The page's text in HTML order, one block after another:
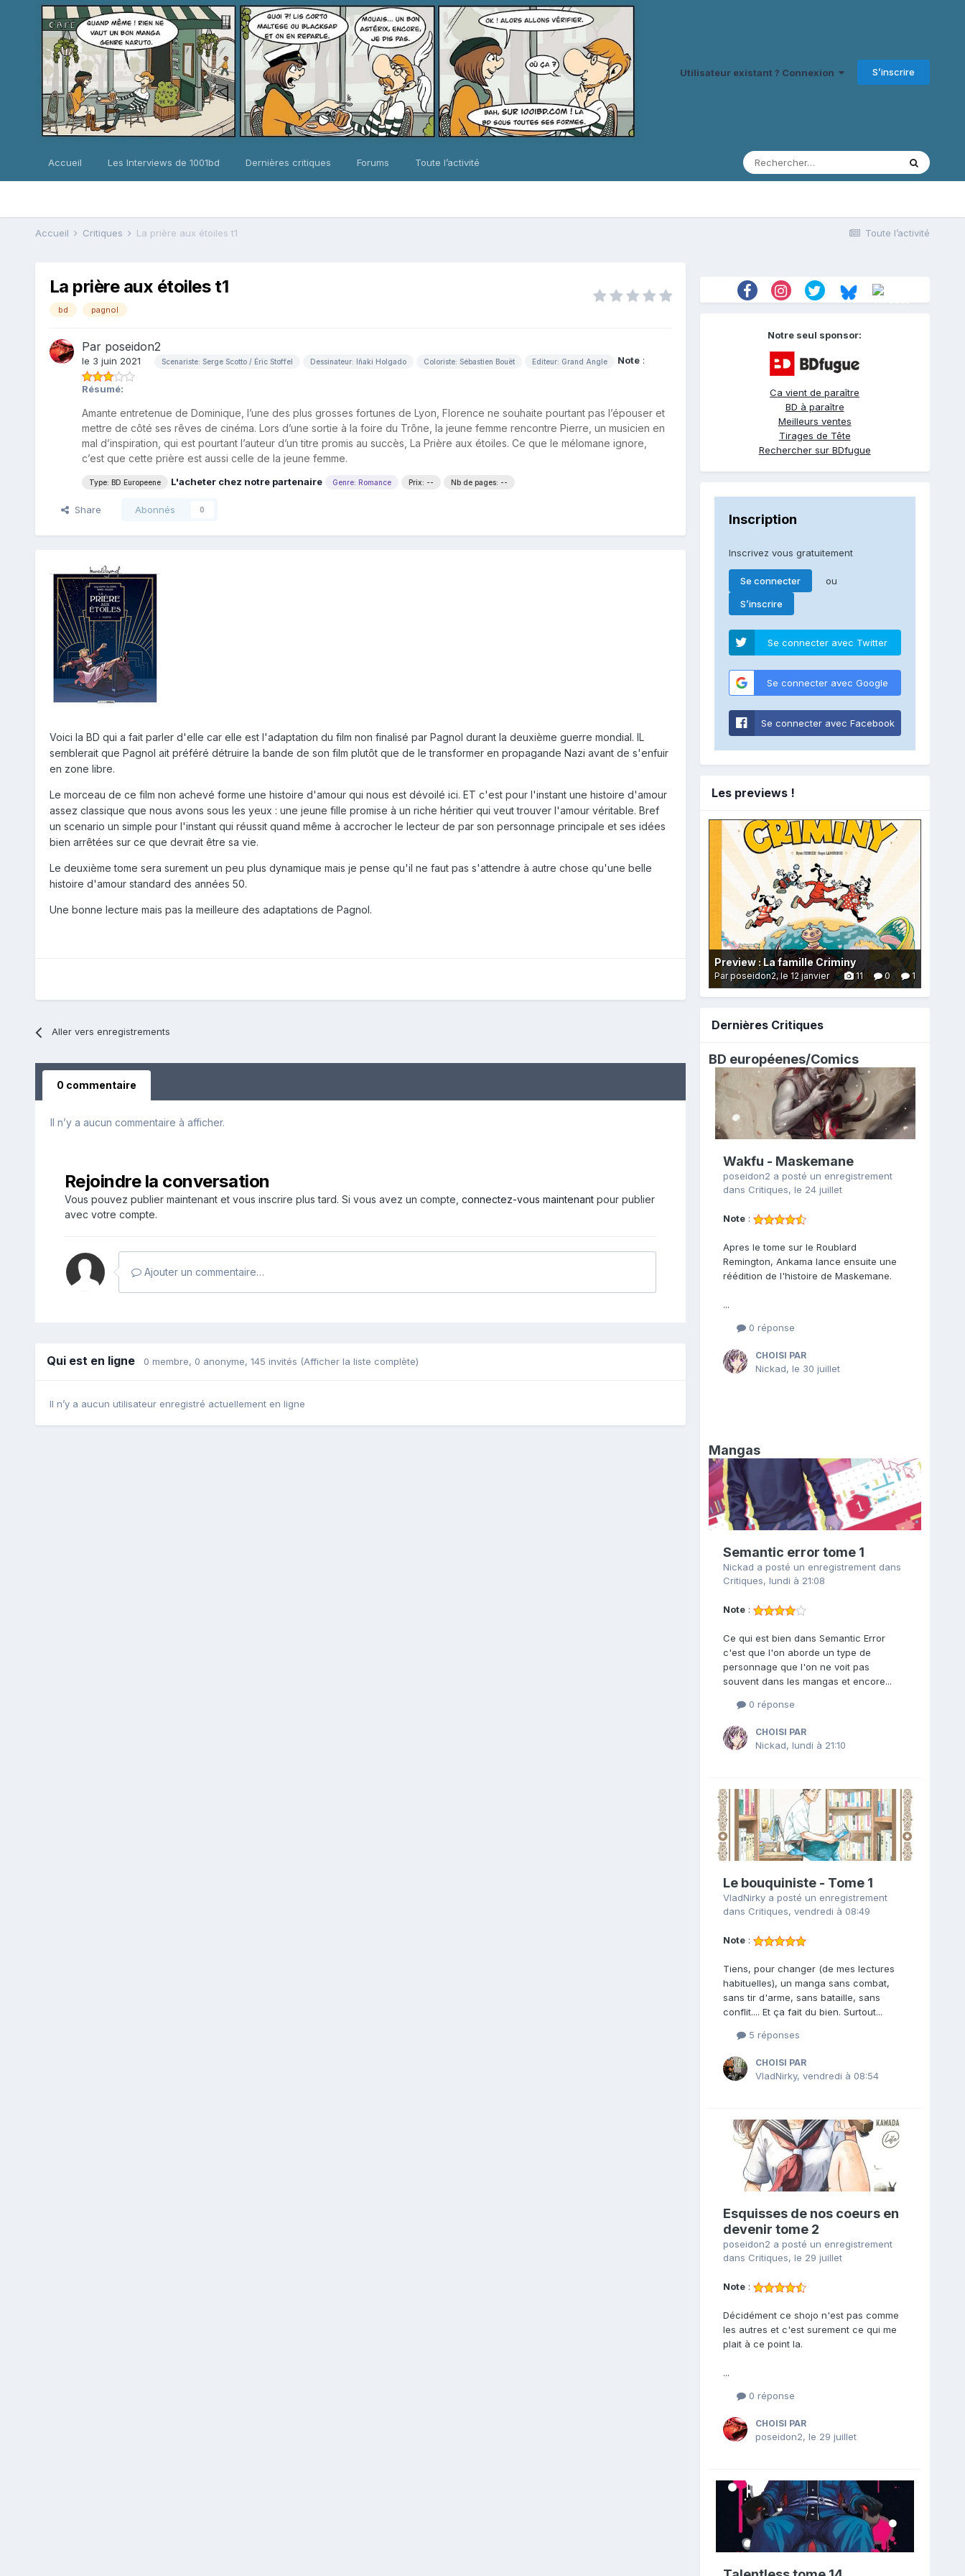
Utilisateur existant ? Connexion S’inscrire
Accueil Les Interviews de 1001bd Dernières critiques Forums Toute l’activité
Toute l’activité
Accueil Critiques La prière aux étoiles t1
La prière aux étoiles t1
bd pagnol
Par poseidon2
le 3 juin 2021 Scenariste: Serge Scotto / Éric Stoffel Dessinateur: Iñaki Holgado Coloriste: Sébastien Bouët Editeur: Grand Angle Note:
Résumé:
Amante entretenue de Dominique, l’une des plus grosses fortunes de Lyon, Florence ne souhaite pourtant pas l’épouser et
mettre de côté ses rêves de cinéma. Lors d’une sortie à la foire du Trône, la jeune femme rencontre Pierre, un musicien en
mal d’inspiration, qui est pourtant l’auteur d’un titre promis au succès, La Prière aux étoiles. Ce que le mélomane ignore,
c’est que cette prière est aussi celle de la jeune femme.
Type: BD Europeene L'acheter chez notre partenaire Genre: Romance Prix: -- Nb de pages: --
Share Abonnés 0
Voici la BD qui a fait parler d'elle car elle est l'adaptation du film non finalisé par Pagnol durant la deuxième guerre mondial. IL
semblerait que Pagnol ait préféré détruire la bande de son film plutôt que de le transformer en propagande Nazi avant de s'enfuir
en zone libre.
Le morceau de ce film non achevé forme une histoire d'amour qui nous est dévoilé ici. ET c'est pour l'instant une histoire d'amour
assez classique que nous avons sous les yeux : une jeune fille promise à un riche héritier qui veut trouver l'amour véritable. Bref
un scenario un simple pour l'instant qui réussit quand même à accrocher le lecteur de par son personnage principale et ses idées
bien arrêtées sur ce que devrait être sa vie.
Le deuxième tome sera surement un peu plus dynamique mais je pense qu'il ne faut pas s'attendre à autre chose qu'une belle
histoire d'amour standard des années 50.
Une bonne lecture mais pas la meilleure des adaptations de Pagnol.
Aller vers enregistrements
0 commentaire
Il n’y a aucun commentaire à afficher.
Rejoindre la conversation
Vous pouvez publier maintenant et vous inscrire plus tard. Si vous avez un compte, connectez-vous maintenantpour publier
avec votre compte.
Ajouter un commentaire…
Qui est en ligne 0 membre, 0 anonyme, 145 invités (Afficher la liste complète)
Il n’y a aucun utilisateur enregistré actuellement en ligne
Notre seul sponsor:
Ca vient de paraître
BD à paraître
Meilleurs ventes
Tirages de Tête
Rechercher sur BDfugue
Inscription
Inscrivez vous gratuitement
Se connecter ou
S’inscrire
Se connecter avec Twitter
Se connecter avec Google
Se connecter avec Facebook
Les previews !
Preview : La famille Criminy
Par poseidon2,le 12 janvier 1
0
11
Dernières Critiques
BD européenes/Comics
Wakfu - Maskemane
poseidon2 a posté un enregistrement
dans Critiques, le 24 juillet
Note:
Apres le tome sur le Roublard
Remington, Ankama lance ensuite une
réédition de l'histoire de Maskemane.
...
0 réponse
CHOISI PAR
Nickad, le 30 juillet
Mangas
Semantic error tome 1
Nickad a posté un enregistrement dans
Critiques, lundi à 21:08
Note:
Ce qui est bien dans Semantic Error
c'est que l'on aborde un type de
personnage que l'on ne voit pas
souvent dans les mangas et encore...
0 réponse
CHOISI PAR
Nickad, lundi à 21:10
Le bouquiniste - Tome 1
VladNirkya posté un enregistrement
dans Critiques, vendredi à 08:49
Note:
Tiens, pour changer (de mes lectures
habituelles), un manga sans combat,
sans tir d'arme, sans bataille, sans
conflit.... Et ça fait du bien. Surtout...
5 réponses
CHOISI PAR
VladNirky, vendredi à 08:54
Esquisses de nos coeurs en
devenir tome 2
poseidon2 a posté un enregistrement
dans Critiques, le 29 juillet
Note:
Décidément ce shojo n'est pas comme
les autres et c'est surement ce qui me
plait à ce point la.
...
0 réponse
CHOISI PAR
poseidon2, le 29 juillet